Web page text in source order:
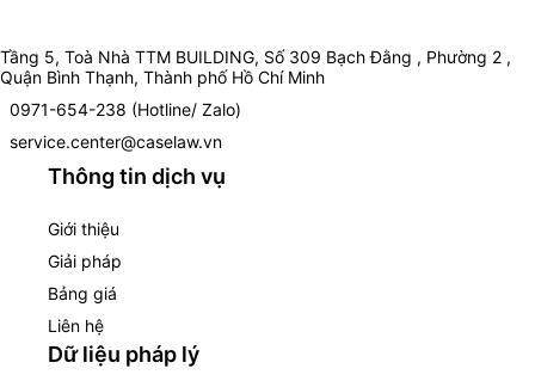
Tầng 5, Toà Nhà TTM BUILDING, Số 309 Bạch Đằng , Phường 2 ,
Quận Bình Thạnh, Thành phố Hồ Chí Minh
0971-654-238 (Hotline/ Zalo)
service.center@caselaw.vn
Thông tin dịch vụ
Giới thiệu
Giải pháp
Bảng giá
Liên hệ
Dữ liệu pháp lý